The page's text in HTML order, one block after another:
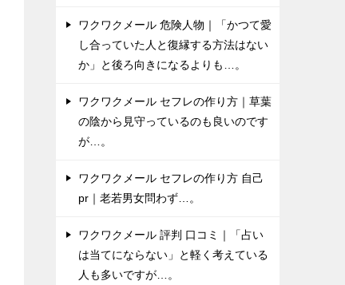
ワクワクメール 危険人物｜「かつて愛
し合っていた人と復縁する方法はない
か」と後ろ向きになるよりも…。
ワクワクメール セフレの作り方｜草葉
の陰から見守っているのも良いのです
が…。
ワクワクメール セフレの作り方 自己
pr｜老若男女問わず…。
ワクワクメール 評判 口コミ｜「占い
は当てにならない」と軽く考えている
人も多いですが…。